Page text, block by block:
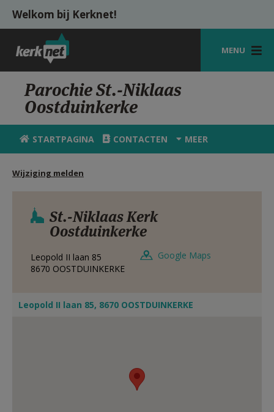
Overslaan en naar de inhoud gaan
Welkom bij Kerknet!
MENU
STARTPAGINA
KERK
VIERINGEN
HULP
MIJN PAROCHIE
AANMELDEN OF REGISTREREN
Parochie St.-Niklaas
Oostduinkerke
STARTPAGINA CONTACTEN MEER
Wijziging melden
St.-Niklaas Kerk
Oostduinkerke
Leopold II laan 85
8670 OOSTDUINKERKE
Google Maps
Leopold II laan 85, 8670 OOSTDUINKERKE